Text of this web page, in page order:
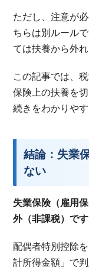
ただし、注意が
ちらは別ルール
ては扶養から外
この記事では、
保険上の扶養を
続きをわかりやす
結論：失業
ない
失業保険（雇用
外（非課税）です
配偶者特別控除
計所得金額」で